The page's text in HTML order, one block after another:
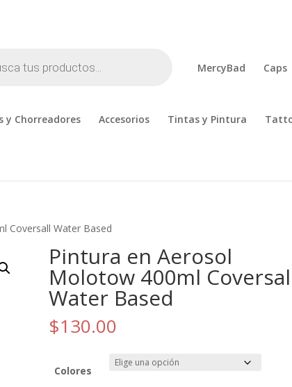
MercyBad Caps
y Chorreadores Accesorios Tintas y Pintura
Coversall Water Based
Pintura en Aerosol
Molotow 400ml
Water Based
$130.00
Colores